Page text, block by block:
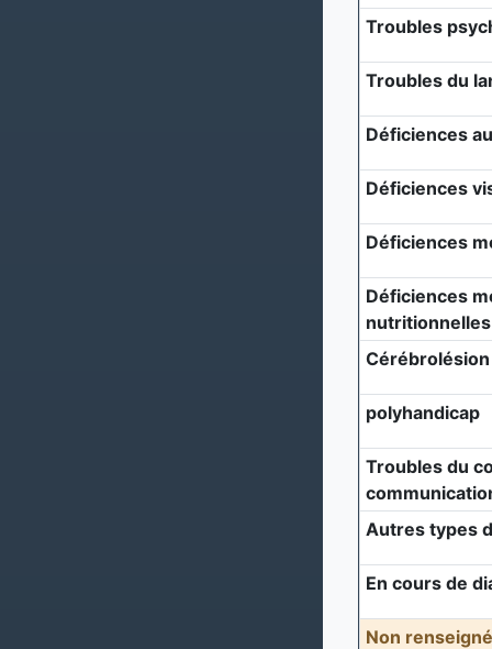
Troubles
Troubles du
Déficiences
Déficiences
Déficiences
Déficiences
nutritionnelles
Cérébrolésion
polyhandicap
Troubles du
Autres types
En cours de
Non